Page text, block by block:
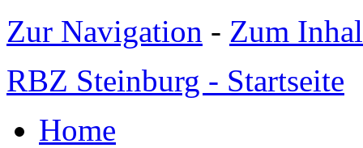
Zur Navigation - Zum
RBZ Steinburg - Startseite
Home